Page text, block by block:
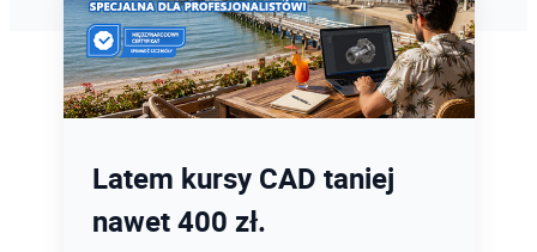
Ostatnie dni promocji Blind
Bird
Latem kursy CAD taniej
nawet 400 zł.
Oprogramowanie
Szkolenia
Urządzenia i serwis